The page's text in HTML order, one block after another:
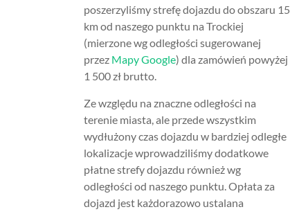
poszerzyliśmy strefę dojazdu do obszaru 15
km od naszego punktu na Trockiej
(mierzone wg odległości sugerowanej
przez Mapy Google) dla zamówień powyżej
1 500 zł brutto.
Ze względu na znaczne odległości na
terenie miasta, ale przede wszystkim
wydłużony czas dojazdu w bardziej odległe
lokalizacje wprowadziliśmy dodatkowe
płatne strefy dojazdu również wg
odległości od naszego punktu. Opłata za
dojazd jest każdorazowo ustalana